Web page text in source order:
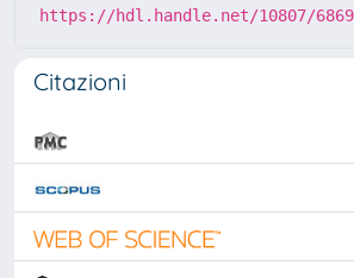
https://hdl.handle.net/10807/
Citazioni